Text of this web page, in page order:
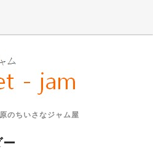
のちいさなジャム屋